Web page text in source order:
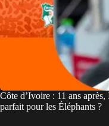
Côte d’Ivoire : 11 ans
parfait pour les Éléphants ?